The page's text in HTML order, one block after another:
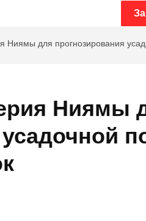
Ниямы для прогнозирования
Ниямы